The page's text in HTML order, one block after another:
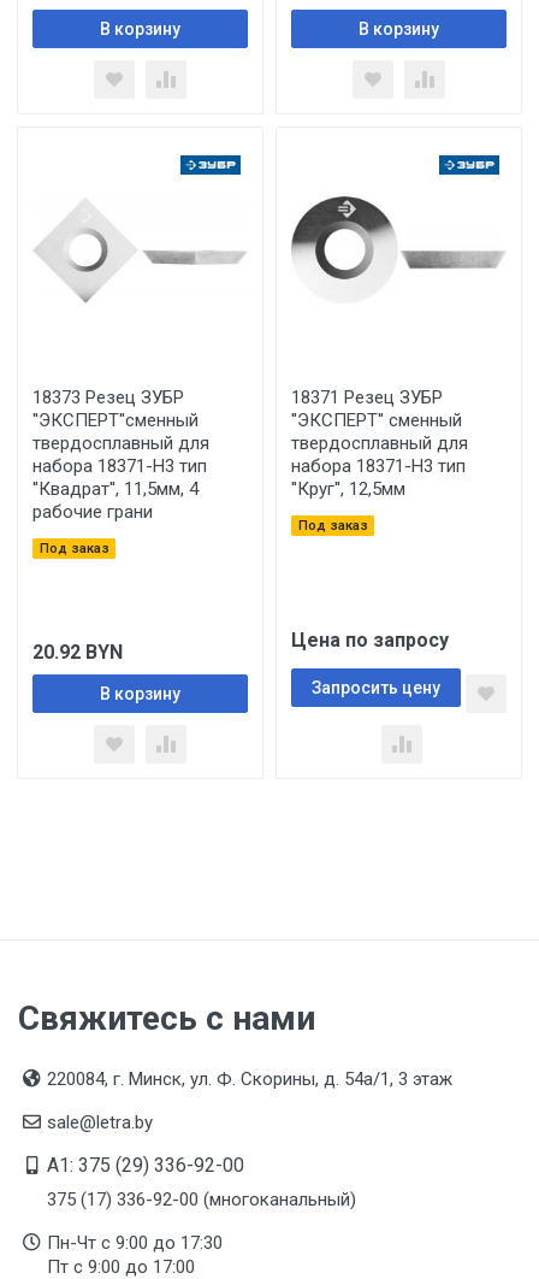
В корзину В корзину
18373 Резец ЗУБР
''ЭКСПЕРТ''сменный
твердосплавный для
набора 18371-H3 тип
''Квадрат'', 11,5мм, 4
рабочие грани
Под заказ
20.92 BYN
В корзину
18371 Резец ЗУБР
''ЭКСПЕРТ'' сменный
твердосплавный для
набора 18371-H3 тип
''Круг'', 12,5мм
Под заказ
Цена по запросу
Запросить цену
Свяжитесь с нами
220084, г. Минск, ул. Ф. Скорины, д. 54а/1, 3 этаж
sale@letra.by
A1: 375 (29) 336-92-00
375 (17) 336-92-00 (многоканальный)
Пн-Чт с 9:00 до 17:30
Пт с 9:00 до 17:00